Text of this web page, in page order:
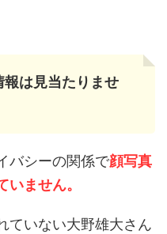
は見当たりませ
バシーの関係で顔写真
ません。
ていない大野雄大さん